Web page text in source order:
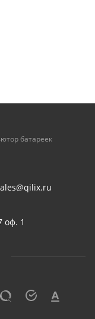
батареек
оф. 1